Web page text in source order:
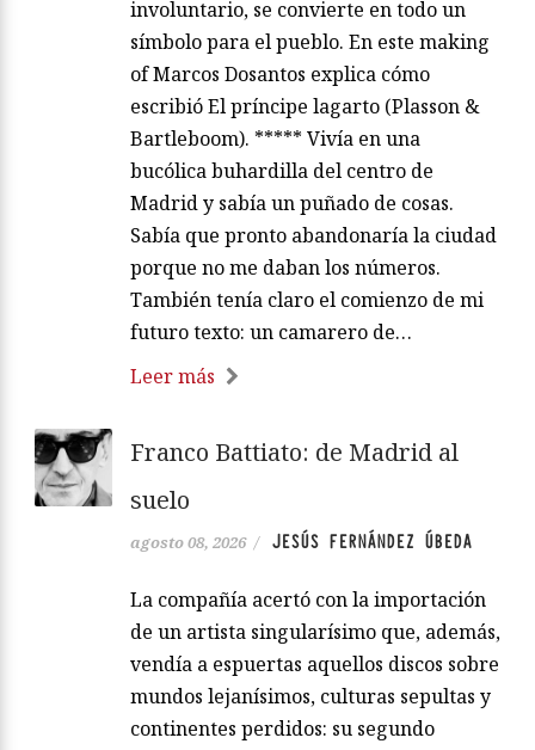
involuntario, se convierte en todo un
símbolo para el pueblo. En este making
of Marcos Dosantos explica cómo
escribió El príncipe lagarto (Plasson &
Bartleboom). ***** Vivía en una
bucólica buhardilla del centro de
Madrid y sabía un puñado de cosas.
Sabía que pronto abandonaría la ciudad
porque no me daban los números.
También tenía claro el comienzo de mi
futuro texto: un camarero de…
Leer más
Franco Battiato: de Madrid al
suelo
agosto 08, 2026 / JESÚS FERNÁNDEZ ÚBEDA
La compañía acertó con la importación
de un artista singularísimo que, además,
vendía a espuertas aquellos discos sobre
mundos lejanísimos, culturas sepultas y
continentes perdidos: su segundo